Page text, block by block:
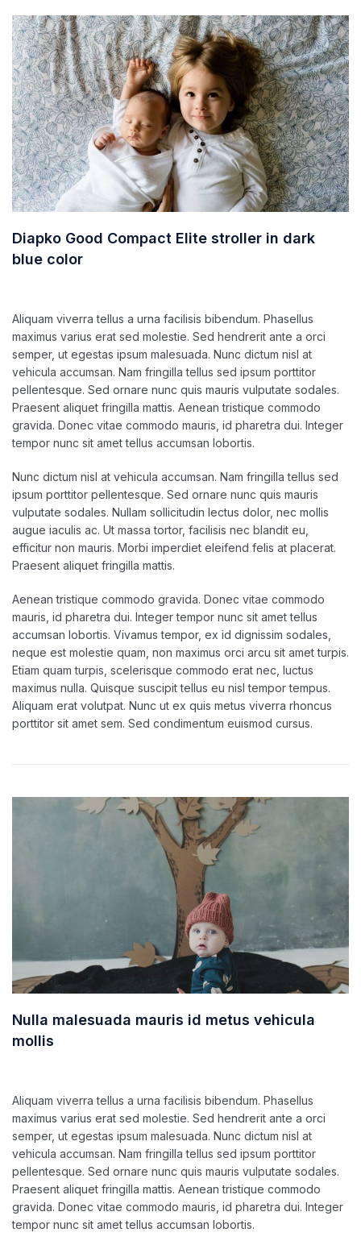
Diapko Good Compact Elite stroller in dark
blue color
Aliquam viverra tellus a urna facilisis bibendum. Phasellus
maximus varius erat sed molestie. Sed hendrerit ante a orci
semper, ut egestas ipsum malesuada. Nunc dictum nisl at
vehicula accumsan. Nam fringilla tellus sed ipsum porttitor
pellentesque. Sed ornare nunc quis mauris vulputate sodales.
Praesent aliquet fringilla mattis. Aenean tristique commodo
gravida. Donec vitae commodo mauris, id pharetra dui. Integer
tempor nunc sit amet tellus accumsan lobortis.
Nunc dictum nisl at vehicula accumsan. Nam fringilla tellus sed
ipsum porttitor pellentesque. Sed ornare nunc quis mauris
vulputate sodales. Nullam sollicitudin lectus dolor, nec mollis
augue iaculis ac. Ut massa tortor, facilisis nec blandit eu,
efficitur non mauris. Morbi imperdiet eleifend felis at placerat.
Praesent aliquet fringilla mattis.
Aenean tristique commodo gravida. Donec vitae commodo
mauris, id pharetra dui. Integer tempor nunc sit amet tellus
accumsan lobortis. Vivamus tempor, ex id dignissim sodales,
neque est molestie quam, non maximus orci arcu sit amet turpis.
Etiam quam turpis, scelerisque commodo erat nec, luctus
maximus nulla. Quisque suscipit tellus eu nisl tempor tempus.
Aliquam erat volutpat. Nunc ut ex quis metus viverra rhoncus
porttitor sit amet sem. Sed condimentum euismod cursus.
Nulla malesuada mauris id metus vehicula
mollis
Aliquam viverra tellus a urna facilisis bibendum. Phasellus
maximus varius erat sed molestie. Sed hendrerit ante a orci
semper, ut egestas ipsum malesuada. Nunc dictum nisl at
vehicula accumsan. Nam fringilla tellus sed ipsum porttitor
pellentesque. Sed ornare nunc quis mauris vulputate sodales.
Praesent aliquet fringilla mattis. Aenean tristique commodo
gravida. Donec vitae commodo mauris, id pharetra dui. Integer
tempor nunc sit amet tellus accumsan lobortis.